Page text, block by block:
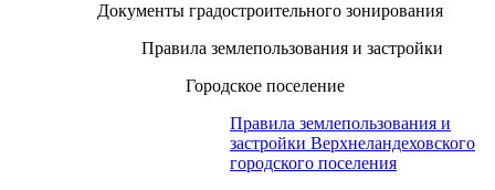
Документы градостроительного зонирования
Правила землепользования и застройки
Городское поселение
Правила землепользования и
застройки Верхнеландеховского
городского поселения